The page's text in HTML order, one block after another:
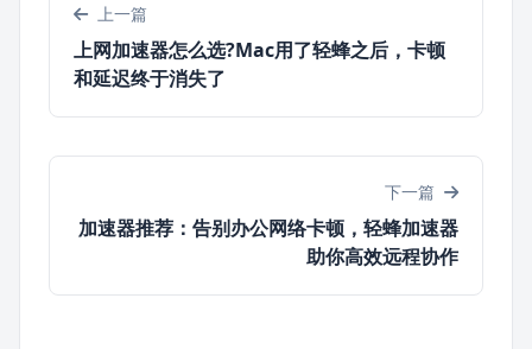
上一篇
上网加速器怎么选?Mac用了轻蜂之后，卡顿
和延迟终于消失了
下一篇
加速器推荐：告别办公网络卡顿，轻蜂加速器
助你高效远程协作